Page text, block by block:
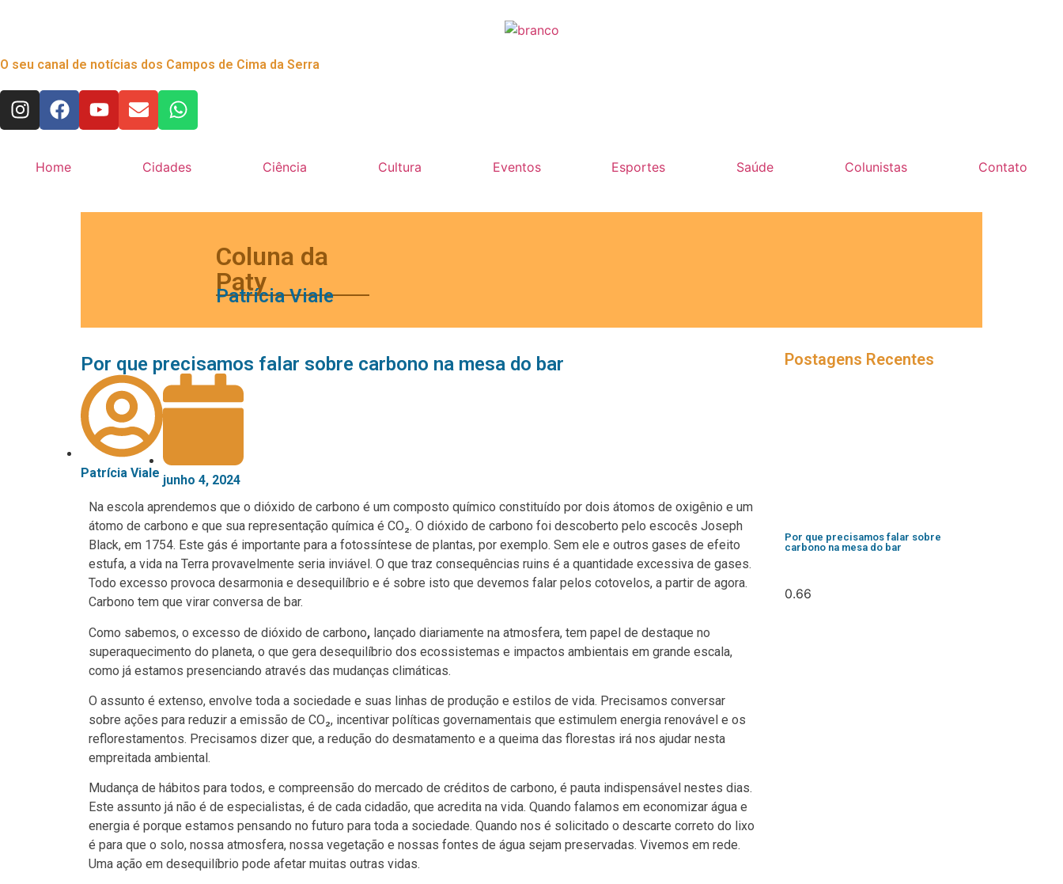
O seu canal de notícias dos Campos de Cima da Serra
Home Cidades Ciência Cultura Eventos Esportes Saúde Colunistas Contato
Coluna da
Paty
Patrícia Viale
Por que precisamos falar sobre carbono na mesa do bar
Patrícia Viale junho 4, 2024
Na escola aprendemos que o dióxido de carbono é um composto químico constituído por dois átomos de oxigênio e um
átomo de carbono e que sua representação química é CO₂. O dióxido de carbono foi descoberto pelo escocês Joseph
Black, em 1754. Este gás é importante para a fotossíntese de plantas, por exemplo. Sem ele e outros gases de efeito
estufa, a vida na Terra provavelmente seria inviável. O que traz consequências ruins é a quantidade excessiva de gases.
Todo excesso provoca desarmonia e desequilíbrio e é sobre isto que devemos falar pelos cotovelos, a partir de agora.
Carbono tem que virar conversa de bar.
Como sabemos, o excesso de dióxido de carbono, lançado diariamente na atmosfera, tem papel de destaque no
superaquecimento do planeta, o que gera desequilíbrio dos ecossistemas e impactos ambientais em grande escala,
como já estamos presenciando através das mudanças climáticas.
O assunto é extenso, envolve toda a sociedade e suas linhas de produção e estilos de vida. Precisamos conversar
sobre ações para reduzir a emissão de CO₂, incentivar políticas governamentais que estimulem energia renovável e os
reflorestamentos. Precisamos dizer que, a redução do desmatamento e a queima das florestas irá nos ajudar nesta
empreitada ambiental.
Mudança de hábitos para todos, e compreensão do mercado de créditos de carbono, é pauta indispensável nestes dias.
Este assunto já não é de especialistas, é de cada cidadão, que acredita na vida. Quando falamos em economizar água e
energia é porque estamos pensando no futuro para toda a sociedade. Quando nos é solicitado o descarte correto do lixo
é para que o solo, nossa atmosfera, nossa vegetação e nossas fontes de água sejam preservadas. Vivemos em rede.
Uma ação em desequilíbrio pode afetar muitas outras vidas.
Postagens Recentes
Por que precisamos falar sobre
carbono na mesa do bar